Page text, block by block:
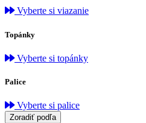
Vyberte si viazanie
Topánky
Vyberte si topánky
Palice
Vyberte si palice
Zoradiť podľa